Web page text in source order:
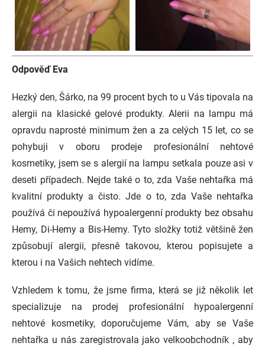
Odpověď Eva
Hezký den, Šárko, na 99 procent bych to u Vás tipovala na
alergii na klasické gelové produkty. Alerii na lampu má
opravdu naprosté minimum žen a za celých 15 let, co se
pohybuji v oboru prodeje profesionální nehtové
kosmetiky, jsem se s alergií na lampu setkala pouze asi v
deseti případech. Nejde také o to, zda Vaše nehtařka má
kvalitní produkty a čisto. Jde o to, zda Vaše nehtařka
používá či nepoužívá hypoalergenní produkty bez obsahu
Hemy, Di-Hemy a Bis-Hemy. Tyto složky totiž většině žen
způsobují alergii, přesně takovou, kterou popisujete a
kterou i na Vašich nehtech vidíme.
Vzhledem k tomu, že jsme firma, která se již několik let
specializuje na prodej profesionální hypoalergenní
nehtové kosmetiky, doporučujeme Vám, aby se Vaše
nehtařka u nás zaregistrovala jako velkoobchodník , aby